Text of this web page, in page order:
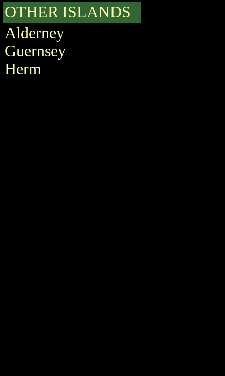
OTHER ISLANDS
Alderney
Guernsey
Herm